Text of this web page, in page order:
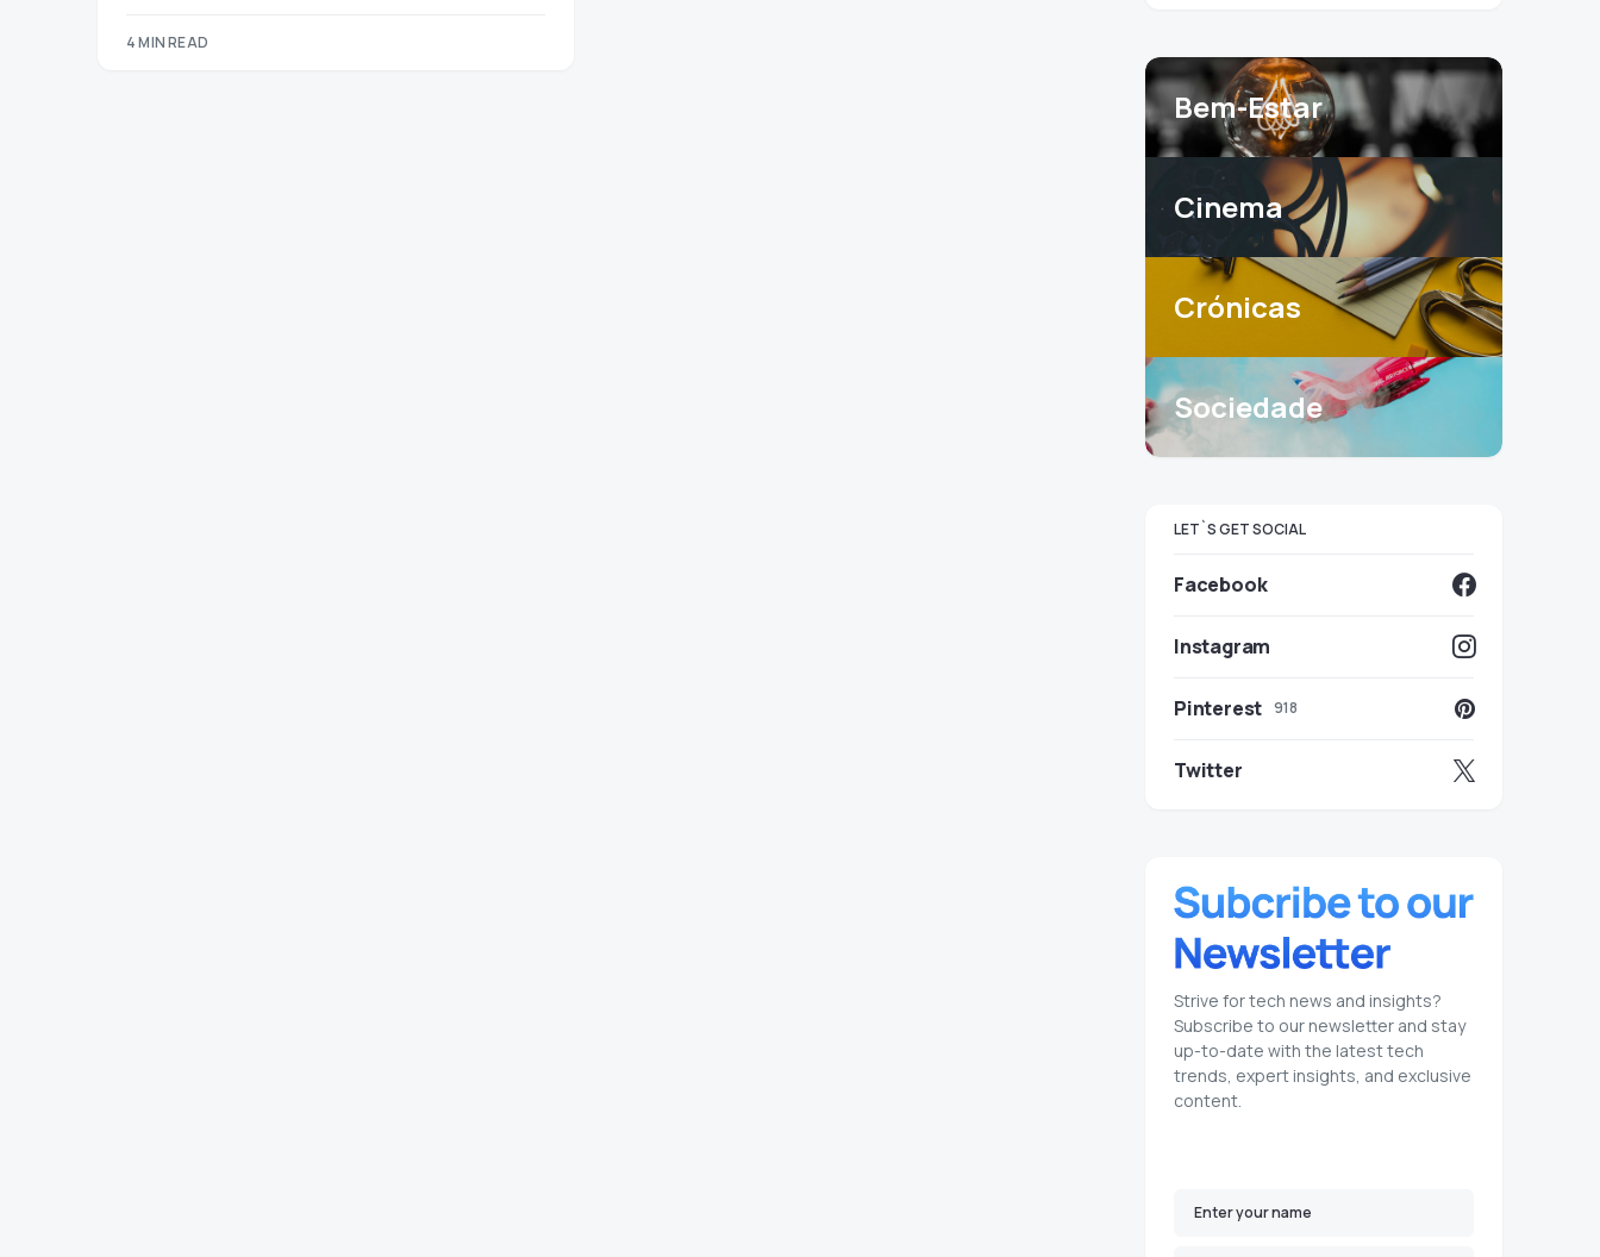
4 MIN READ
Bem-Estar
Cinema
Crónicas
Sociedade
LET`S GET SOCIAL
Facebook
Instagram
Pinterest 918
Twitter
Strive for tech news and insights?
Subscribe to our newsletter and stay
up-to-date with the latest tech
trends, expert insights, and exclusive
content.